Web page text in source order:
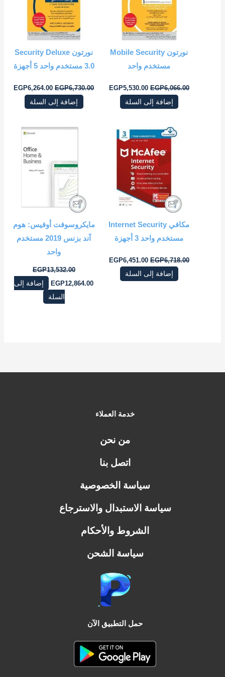
نورتون Mobile Security
مستخدم واحد
EGP6,066.00
EGP5,530.00
إضافة إلى السلة
نورتون Security Deluxe
3.0 مستخدم واحد 5 أجهزة
EGP6,730.00
EGP6,264.00
إضافة إلى السلة
مكافي Internet Security
مستخدم واحد 3 أجهزة
EGP6,718.00
السعر
الأصلي
هو:
EGP6,718.00.
EGP6,451.00
إضافة إلى السلة
مايكروسوفت أوفيس: هوم
آند بزنس 2019 ‎مستخدم
واحد‎
EGP13,532.00
السعر
EGP12,864.00
السعر
EGP12,864.00.
إضافة إلى
السلة
خدمة العملاء
من نحن
اتصل بنا
سياسة الخصوصية
سياسة الاستبدال والاسترجاع
الشروط والأحكام
سياسة الشحن
حمل التطبيق الآن